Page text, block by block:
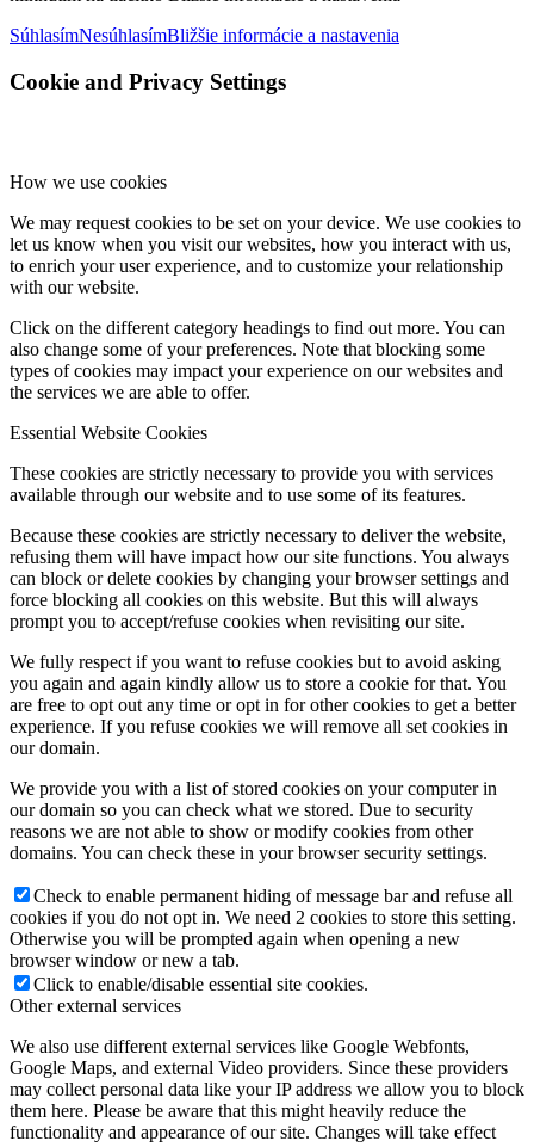
SúhlasímNesúhlasímBližšie informácie a nastavenia
Cookie and Privacy Settings
How we use cookies
We may request cookies to be set on your device. We use cookies to
let us know when you visit our websites, how you interact with us,
to enrich your user experience, and to customize your relationship
with our website.
Click on the different category headings to find out more. You can
also change some of your preferences. Note that blocking some
types of cookies may impact your experience on our websites and
the services we are able to offer.
Essential Website Cookies
These cookies are strictly necessary to provide you with services
available through our website and to use some of its features.
Because these cookies are strictly necessary to deliver the website,
refusing them will have impact how our site functions. You always
can block or delete cookies by changing your browser settings and
force blocking all cookies on this website. But this will always
prompt you to accept/refuse cookies when revisiting our site.
We fully respect if you want to refuse cookies but to avoid asking
you again and again kindly allow us to store a cookie for that. You
are free to opt out any time or opt in for other cookies to get a better
experience. If you refuse cookies we will remove all set cookies in
our domain.
We provide you with a list of stored cookies on your computer in
our domain so you can check what we stored. Due to security
reasons we are not able to show or modify cookies from other
domains. You can check these in your browser security settings.
Check to enable permanent hiding of message bar and refuse all
cookies if you do not opt in. We need 2 cookies to store this setting.
Otherwise you will be prompted again when opening a new
browser window or new a tab.
Click to enable/disable essential site cookies.
Other external services
We also use different external services like Google Webfonts,
Google Maps, and external Video providers. Since these providers
may collect personal data like your IP address we allow you to block
them here. Please be aware that this might heavily reduce the
functionality and appearance of our site. Changes will take effect